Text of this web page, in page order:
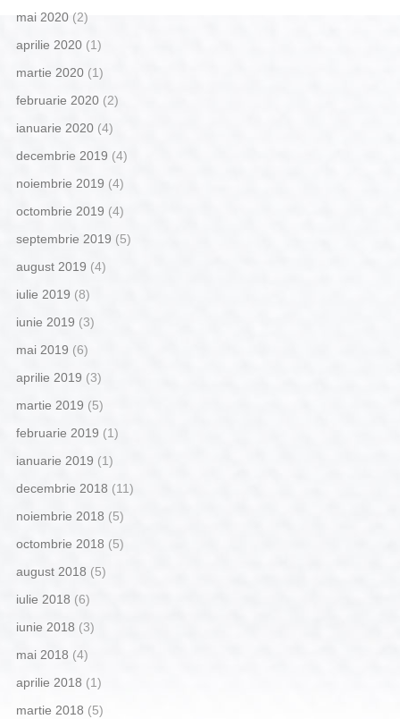
mai 2020(2)
aprilie 2020(1)
martie 2020(1)
februarie 2020(2)
ianuarie 2020(4)
decembrie 2019 (4)
noiembrie 2019 (4)
octombrie 2019 (4)
septembrie 2019 (5)
august 2019 (4)
iulie 2019 (8)
iunie 2019 (3)
mai 2019 (6)
aprilie 2019 (3)
martie 2019 (5)
februarie 2019 (1)
ianuarie 2019 (1)
decembrie 2018 (11)
noiembrie 2018 (5)
octombrie 2018 (5)
august 2018 (5)
iulie 2018 (6)
iunie 2018 (3)
mai 2018 (4)
aprilie 2018 (1)
martie 2018 (5)